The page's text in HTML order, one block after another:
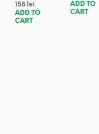
158 lei
ADD TO
CART
ADD TO
CART